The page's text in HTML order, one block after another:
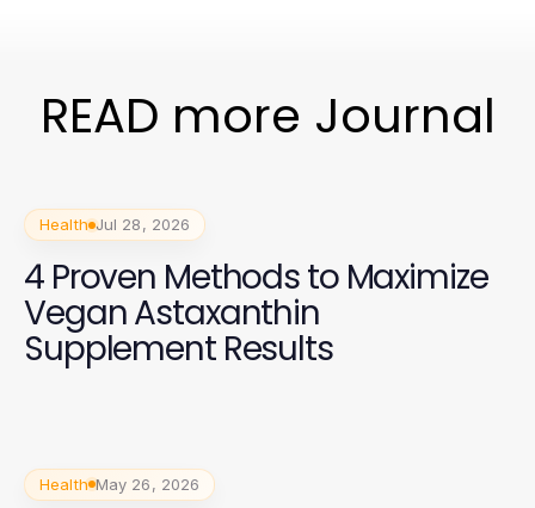
READ more Journal
Health Jul 28, 2026
4 Proven Methods to Maximize
Vegan Astaxanthin
Supplement Results
Health May 26, 2026